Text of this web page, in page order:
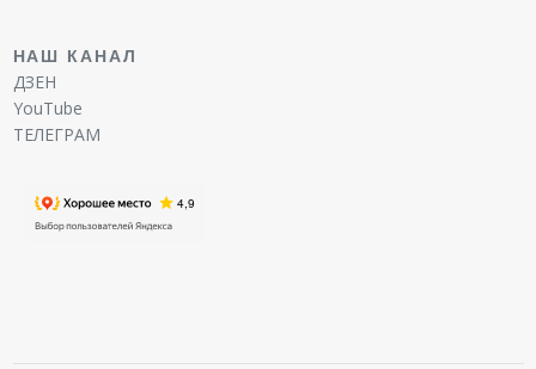
НАШ КАНАЛ
ДЗЕН
YouTube
ТЕЛЕГРАМ